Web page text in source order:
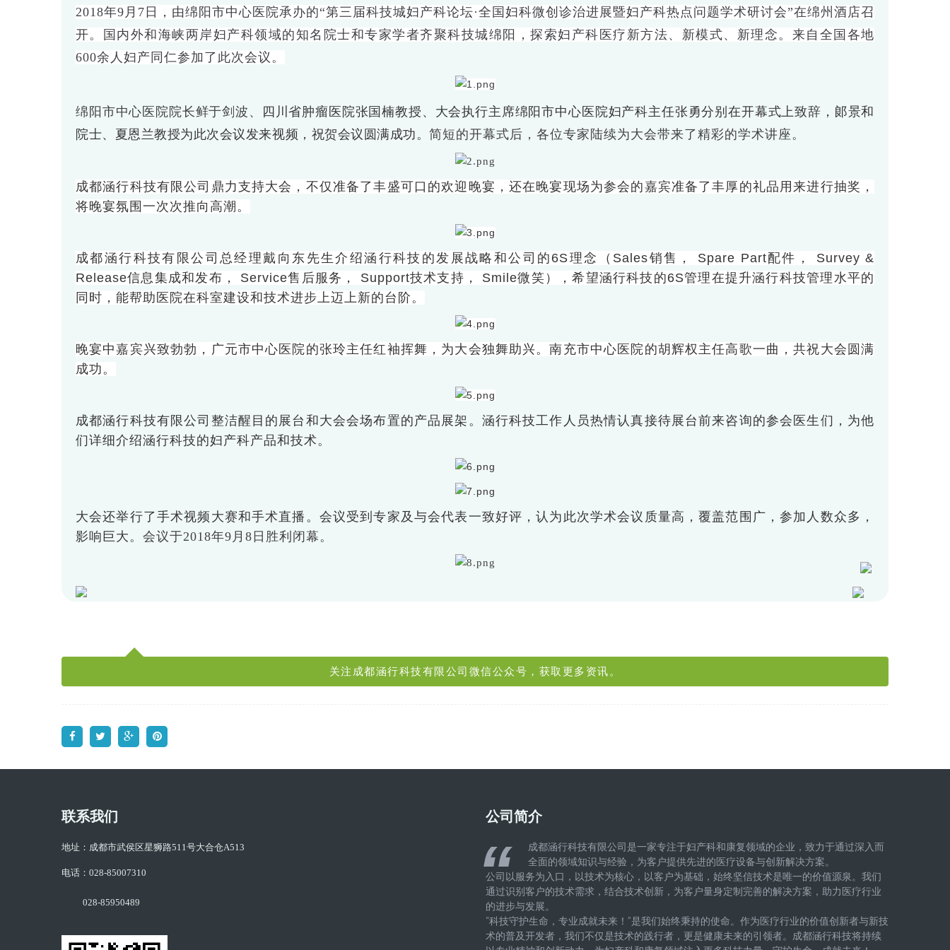
2018年9月7日，由绵阳市中心医院承办的“第三届科技城妇产科论坛·全国妇科微创诊治进展暨妇产科热点问题学术研讨会”在绵州酒店召
开。国内外和海峡两岸妇产科领域的知名院士和专家学者齐聚科技城绵阳，探索妇产科医疗新方法、新模式、新理念。来自全国各地
600余人妇产同仁参加了此次会议。
绵阳市中心医院院长鲜于剑波、
四川省肿瘤医院张国楠教授、大会执行主席绵阳市中心医院妇产科主任张勇分别在开幕式上致辞，郞景和
院士、夏恩兰教授为此次会议发来视频，祝贺会议圆满成功。简短的开幕式后，各位专家陆续为大会带来了精彩的学术讲座。
成都涵行科技有限公司鼎力支持大会，不仅准备了丰盛可口的欢迎晚宴，还在晚宴现场为参会的嘉宾准备了丰厚的礼品用来进行抽奖，
将晚宴氛围一次次推向高潮。
成都涵行科技有限公司总经理戴向东先生介绍涵行科技的发展战略和公司的6S理念（Sales销售， Spare Part配件， Survey &
Release信息集成和发布， Service售后服务， Support技术支持， Smile微笑），希望涵行科技的6S管理在提升涵行科技管理水平的
同时，能帮助医院在科室建设和技术进步上迈上新的台阶。
晚宴中嘉宾兴致勃勃，广元市中心医院的张玲主任红袖挥舞，为大会独舞助兴。南充市中心医院的胡辉权主任高歌一曲，共祝大会圆满
成功。
成都涵行科技有限公司整洁醒目的展台和大会会场布置的产品展架。涵行科技工作人员热情认真接待展台前来咨询的参会医生们，为他
们详细介绍涵行科技的妇产科产品和技术。
大会还举行了手术视频大赛和手术直播。会议受到专家及与会代表一致好评，认为此次学术会议质量高，覆盖范围广，参加人数众多，
影响巨大。会议于2018年9月8日胜利闭幕。
关注成都涵行科技有限公司微信公众号，获取更多资讯。
联系我们
地址：成都市武侯区星狮路511号大合仓A513
电话：028-85007310
028-85950489
公司简介
成都涵行科技有限公司是一家专注于妇产科和康复领域的企业，致力于通过深入而
全面的领域知识与经验，为客户提供先进的医疗设备与创新解决方案。
公司以服务为入口，以技术为核心，以客户为基础，始终坚信技术是唯一的价值源泉。我们
通过识别客户的技术需求，结合技术创新，为客户量身定制完善的解决方案，助力医疗行业
的进步与发展。
“科技守护生命，专业成就未来！”是我们始终秉持的使命。作为医疗行业的价值创新者与新技
术的普及开发者，我们不仅是技术的践行者，更是健康未来的引领者。成都涵行科技将持续